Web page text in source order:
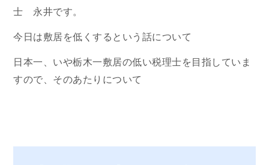
士 永井です。
今日は敷居を低くするという話について
日本一、いや栃木一敷居の低い税理士を目指していま
すので、そのあたりについて